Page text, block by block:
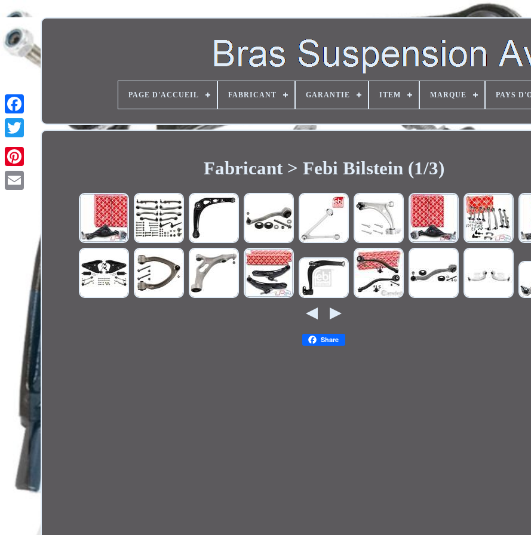
Twitter
PAGE D'ACCUEIL FABRICANT GARANTIE ITEM MARQUE PAYS
Fabricant > Febi Bilstein (1/3)
Share